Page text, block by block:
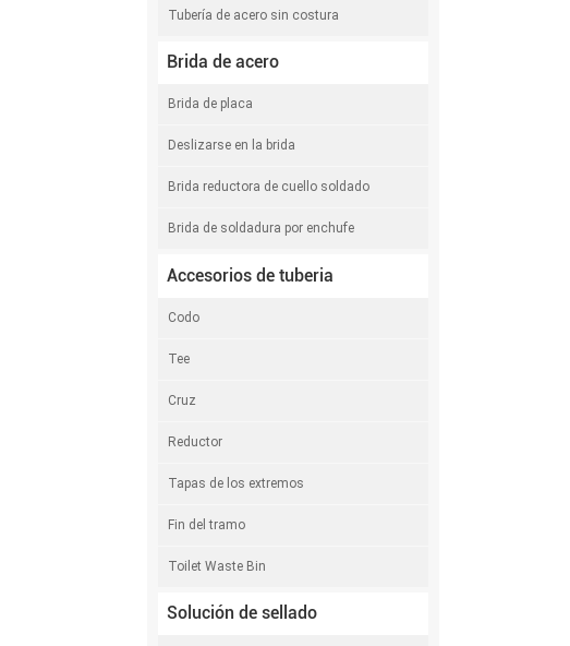
Tubería de acero sin costura
Brida de acero
Brida de placa
Deslizarse en la brida
Brida reductora de cuello soldado
Brida de soldadura por enchufe
Accesorios de tuberia
Codo
Tee
Cruz
Reductor
Tapas de los extremos
Fin del tramo
Toilet Waste Bin
Solución de sellado